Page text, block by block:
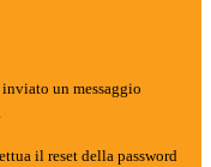
inviato un messaggio
il reset della password